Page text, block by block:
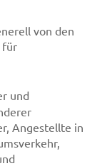
von den
für
und
Angestellte in